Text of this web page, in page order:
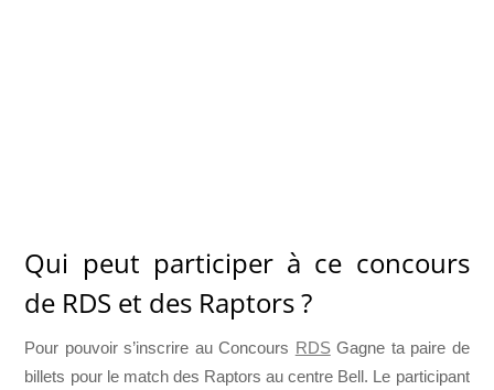
Qui peut participer à ce concours
de RDS et des Raptors ?
Pour pouvoir s’inscrire au Concours RDSGagne ta paire de
billets pour le match des Raptors au centre Bell. Le participant